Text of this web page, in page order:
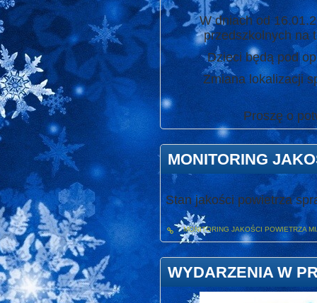
W dniach od
przedszkolnych na
Dzieci będą pod
Zmiana lokalizacji
Proszę o
MONITORING
Stan jakości powietrza
MONITORING JAKOŚCI POWIETRZA
WYDARZENIA W